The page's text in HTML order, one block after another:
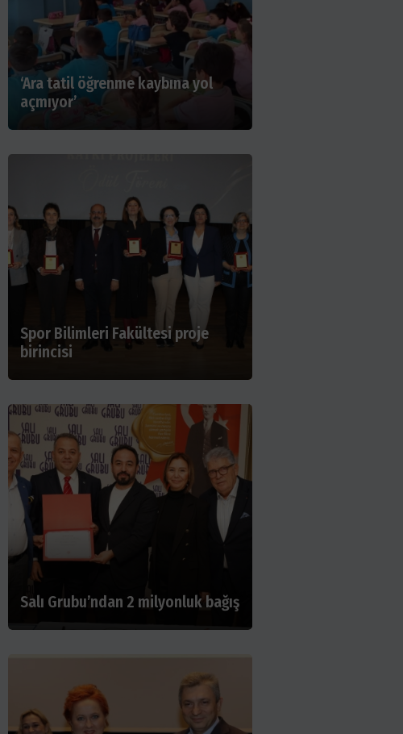
‘Ara tatil öğrenme kaybına yol
açmıyor’
Spor Bilimleri Fakültesi proje
birincisi
Salı Grubu’ndan 2 milyonluk bağış